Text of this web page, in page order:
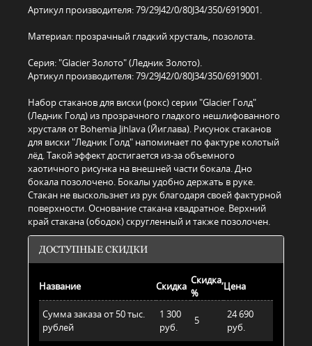
Артикул производителя: 79/29J42/0/80J34/350/6919001.
Материал: прозрачный гладкий хрусталь, позолота.
Серия: "Glacier Золото" (Ледник Золото).
Артикул производителя: 79/29J42/0/80J34/350/6919001.
Набор стаканов для виски (рокс) серии "Glacier Голд"
(Ледник Голд) из прозрачного гладкого нешлифованного
хрусталя от Bohemia Jihlava (Йиглава). Рисунок стаканов
для виски "Ледник Голд" напоминает по фактуре колотый
лёд. Такой эффект достигается из-за объемного
хаотичного рисунка на внешней части бокала. Дно
бокала позолочено. Бокалы удобно держать в руке.
Стакан не выскользнет из рук благодаря своей фактурной
поверхности. Основание стакана квадратное. Верхний
край стакана (ободок) скругленный и также позолочен.
ДОСТУПНЫЕ СКИДКИ
Название Скидка Скидка,
%
Цена
Сумма заказа от 50 тыс.
рублей
1 300
руб.
5
24 690
руб.